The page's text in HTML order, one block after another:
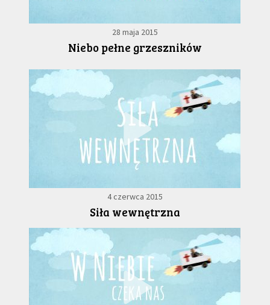
28 maja 2015
Niebo pełne grzeszników
4 czerwca 2015
Siła wewnętrzna